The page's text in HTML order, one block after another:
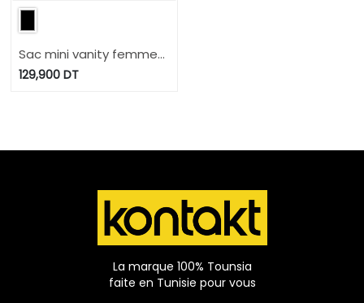
Sac mini vanity femme
en jeans et cuir
129,900DT
La marque 100% Tounsia
faite en Tunisie pour vous